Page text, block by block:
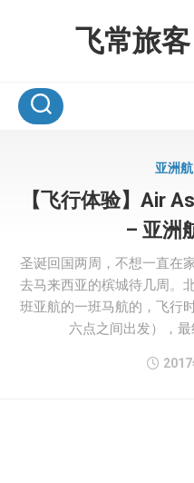
飞常旅客
亚洲
【飞行体验】Air
– 亚洲
圣诞回国两周，不想一直在
去马来西亚的槟城待几周。
班亚航的一班马航的，飞行
六点之间出发），